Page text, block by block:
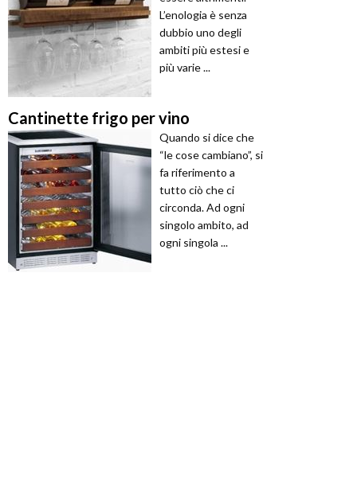
L’enologia è senza
dubbio uno degli
ambiti più estesi e
più varie ...
Cantinette frigo per vino
Quando si dice che
“le cose cambiano”, si
fa riferimento a
tutto ciò che ci
circonda. Ad ogni
singolo ambito, ad
ogni singola ...